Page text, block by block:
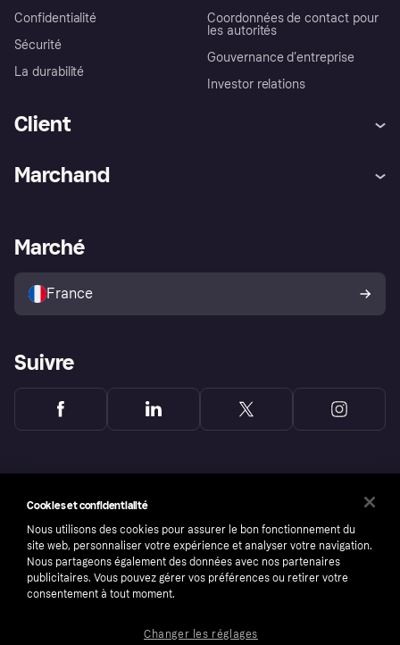
Confidentialité
Sécurité
La durabilité
Coordonnées de contact pour
les autorités
Gouvernance d’entreprise
Investor relations
Client
Explorez les magasins
Politique de protection de
l’acheteur Klarna
Marchand
Portail Marchand
Marché
France
Suivre
Copyright © 2005-2026 Klarna Bank AB (publ). Headquarters: Stockholm, Sweden. All
Cookies et confidentialité
Nous utilisons des cookies pour assurer le bon fonctionnement du
site web, personnaliser votre expérience et analyser votre navigation.
Nous partageons également des données avec nos partenaires
publicitaires. Vous pouvez gérer vos préférences ou retirer votre
consentement à tout moment.
Changer les réglages